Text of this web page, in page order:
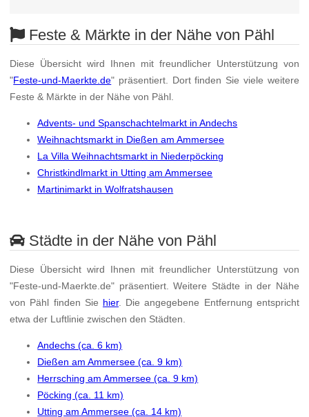
Feste & Märkte in der Nähe von Pähl
Diese Übersicht wird Ihnen mit freundlicher Unterstützung von
"Feste-und-Maerkte.de" präsentiert. Dort finden Sie viele weitere
Feste & Märkte in der Nähe von Pähl.
Advents- und Spanschachtelmarkt in Andechs
Weihnachtsmarkt in Dießen am Ammersee
La Villa Weihnachtsmarkt in Niederpöcking
Christkindlmarkt in Utting am Ammersee
Martinimarkt in Wolfratshausen
Städte in der Nähe von Pähl
Diese Übersicht wird Ihnen mit freundlicher Unterstützung von
"Feste-und-Maerkte.de" präsentiert. Weitere Städte in der Nähe
von Pähl finden Sie hier. Die angegebene Entfernung entspricht
etwa der Luftlinie zwischen den Städten.
Andechs (ca. 6 km)
Dießen am Ammersee (ca. 9 km)
Herrsching am Ammersee (ca. 9 km)
Pöcking (ca. 11 km)
Utting am Ammersee (ca. 14 km)